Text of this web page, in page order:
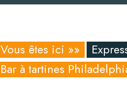
Vous êtes ici »»
Bar à tartines